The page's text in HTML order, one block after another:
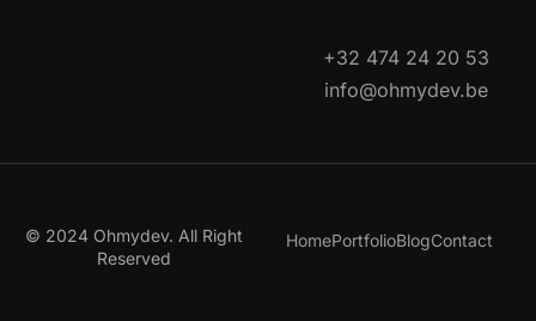
+32 474 24 20 53
info@ohmydev.be
© 2024 Ohmydev. All Right
Reserved
HomePortfolioBlogContact